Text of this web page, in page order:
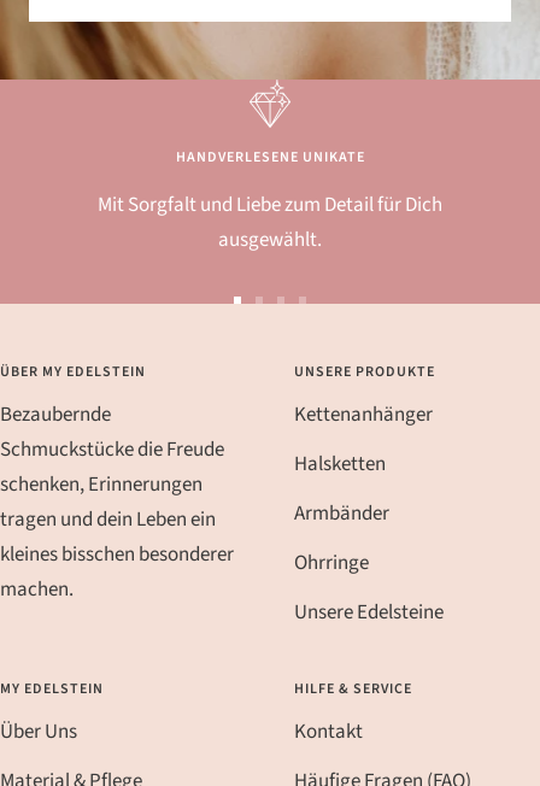
HANDVERLESENE UNIKATE
Mit Sorgfalt und Liebe zum Detail für Dich
ausgewählt.
gehengehen
4
gehen
ÜBER MY EDELSTEIN
Bezaubernde
Schmuckstücke die Freude
schenken, Erinnerungen
tragen und dein Leben ein
kleines bisschen besonderer
machen.
UNSERE PRODUKTE
Kettenanhänger
Halsketten
Armbänder
Ohrringe
Unsere Edelsteine
MY EDELSTEIN
Über Uns
HILFE & SERVICE
Kontakt